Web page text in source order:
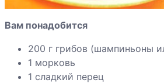
редькой и
капустой
Вам понадобится
200 г грибов (шампиньоны
1 морковь
1 сладкий перец